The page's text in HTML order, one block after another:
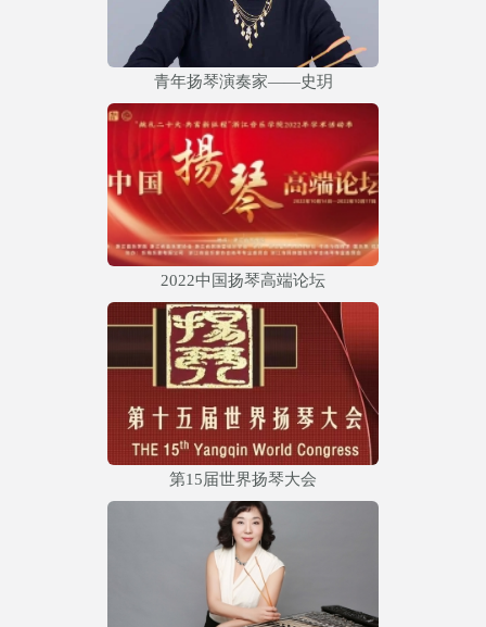
青年扬琴演奏家——史玥
2022中国扬琴高端论坛
第15届世界扬琴大会